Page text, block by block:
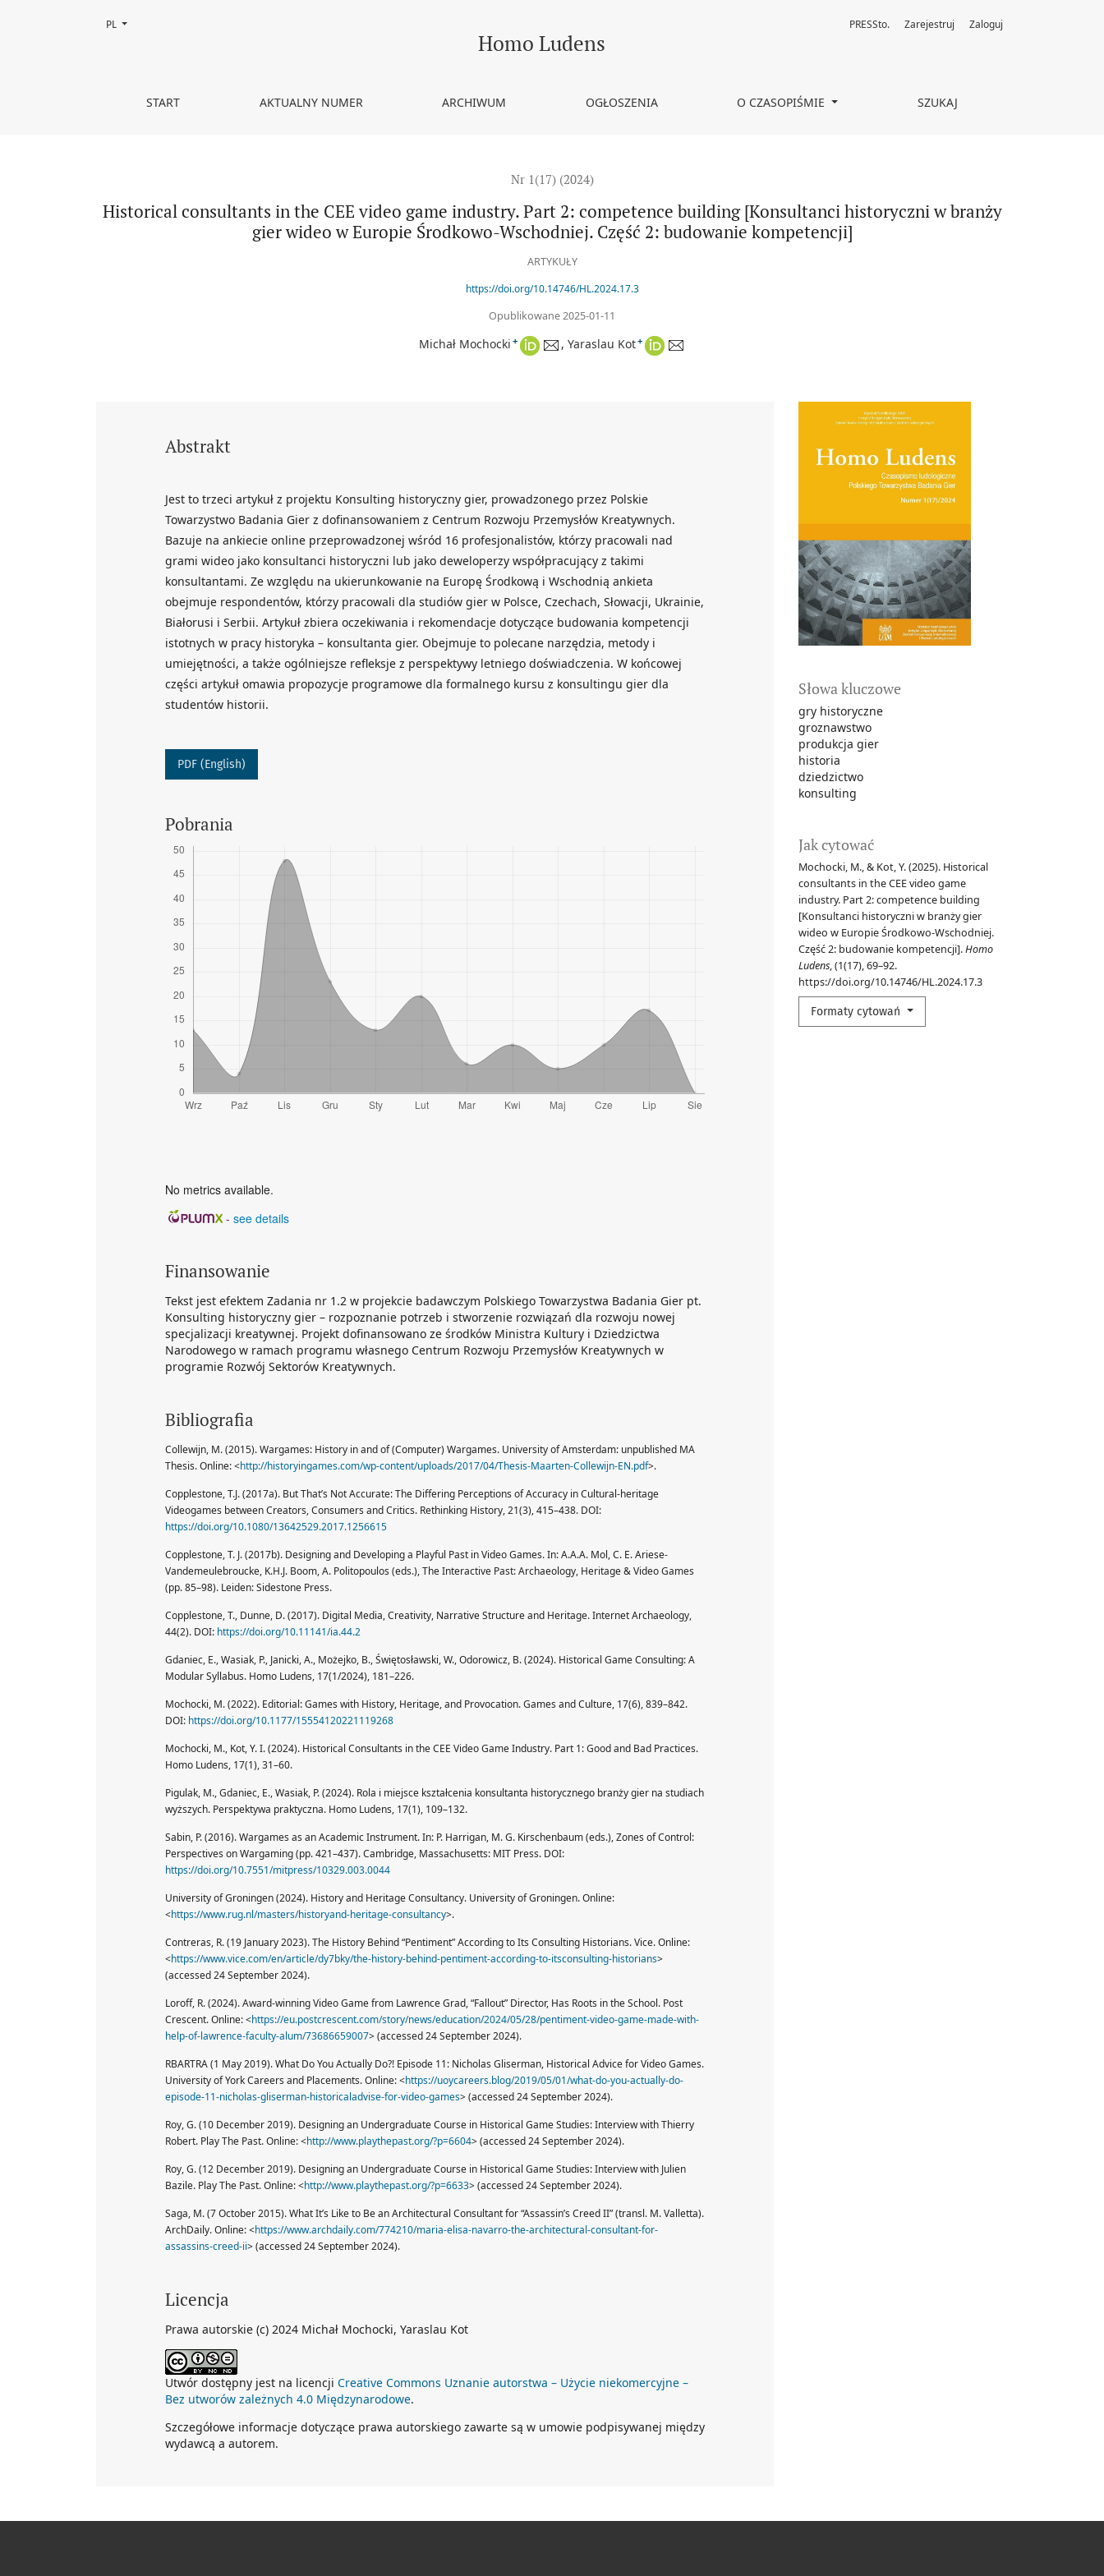
Historical consultants in the CEE video game industry. Part 2: competence building [Konsultanci historyczni w branży gier wideo w Europie Środkowo-Wschodniej. Część 2:
Homo Ludens
START AKTUALNY NUMER ARCHIWUM OGŁOSZENIA O CZASOPIŚMIE SZUKAJ
PRESSto. Zarejestruj Zaloguj
Zmień język, obecnie wybrany to:
PL
Nr 1(17) (2024)
Historical consultants in the CEE video game industry. Part 2: competence building [Konsultanci historyczni w branży
gier wideo w Europie Środkowo-Wschodniej. Część 2: budowanie kompetencji]
ARTYKUŁY
https://doi.org/10.14746/HL.2024.17.3
Opublikowane 2025-01-11
Michał Mochocki + Yaraslau Kot +
Słowa kluczowe
gry historyczne
groznawstwo
produkcja gier
historia
dziedzictwo
konsulting
Jak cytować
Mochocki, M., & Kot, Y. (2025). Historical
consultants in the CEE video game
industry. Part 2: competence building
[Konsultanci historyczni w branży gier
wideo w Europie Środkowo-Wschodniej.
Część 2: budowanie kompetencji].Homo
Ludens, (1(17), 69–92.
https://doi.org/10.14746/HL.2024.17.3
Formaty cytowań
Abstrakt
Jest to trzeci artykuł z projektu Konsulting historyczny gier, prowadzonego przez Polskie
Towarzystwo Badania Gier z dofinansowaniem z Centrum Rozwoju Przemysłów Kreatywnych.
Bazuje na ankiecie online przeprowadzonej wśród 16 profesjonalistów, którzy pracowali nad
grami wideo jako konsultanci historyczni lub jako deweloperzy współpracujący z takimi
konsultantami. Ze względu na ukierunkowanie na Europę Środkową i Wschodnią ankieta
obejmuje respondentów, którzy pracowali dla studiów gier w Polsce, Czechach, Słowacji, Ukrainie,
Białorusi i Serbii. Artykuł zbiera oczekiwania i rekomendacje dotyczące budowania kompetencji
istotnych w pracy historyka – konsultanta gier. Obejmuje to polecane narzędzia, metody i
umiejętności, a także ogólniejsze refleksje z perspektywy letniego doświadczenia. W końcowej
części artykuł omawia propozycje programowe dla formalnego kursu z konsultingu gier dla
studentów historii.
PDF (English)
Pobrania
No metrics available.
- see details
Finansowanie
Tekst jest efektem Zadania nr 1.2 w projekcie badawczym Polskiego Towarzystwa Badania Gier pt.
Konsulting historyczny gier – rozpoznanie potrzeb i stworzenie rozwiązań dla rozwoju nowej
specjalizacji kreatywnej. Projekt dofinansowano ze środków Ministra Kultury i Dziedzictwa
Narodowego w ramach programu własnego Centrum Rozwoju Przemysłów Kreatywnych w
programie Rozwój Sektorów Kreatywnych.
Bibliografia
Collewijn, M. (2015). Wargames: History in and of (Computer) Wargames. University of Amsterdam: unpublished MA
Thesis. Online: <http://historyingames.com/wp-content/uploads/2017/04/Thesis-Maarten-Collewijn-EN.pdf>.
Copplestone, T.J. (2017a). But That’s Not Accurate: The Differing Perceptions of Accuracy in Cultural-heritage
Videogames between Creators, Consumers and Critics. Rethinking History, 21(3), 415–438. DOI:
https://doi.org/10.1080/13642529.2017.1256615
Copplestone, T. J. (2017b). Designing and Developing a Playful Past in Video Games. In: A.A.A. Mol, C. E. Ariese-
Vandemeulebroucke, K.H.J. Boom, A. Politopoulos (eds.), The Interactive Past: Archaeology, Heritage & Video Games
(pp. 85–98). Leiden: Sidestone Press.
Copplestone, T., Dunne, D. (2017). Digital Media, Creativity, Narrative Structure and Heritage. Internet Archaeology,
44(2). DOI: https://doi.org/10.11141/ia.44.2
Gdaniec, E., Wasiak, P., Janicki, A., Możejko, B., Świętosławski, W., Odorowicz, B. (2024). Historical Game Consulting: A
Modular Syllabus. Homo Ludens, 17(1/2024), 181–226.
Mochocki, M. (2022). Editorial: Games with History, Heritage, and Provocation. Games and Culture, 17(6), 839–842.
DOI: https://doi.org/10.1177/15554120221119268
Mochocki, M., Kot, Y. I. (2024). Historical Consultants in the CEE Video Game Industry. Part 1: Good and Bad Practices.
Homo Ludens, 17(1), 31–60.
Pigulak, M., Gdaniec, E., Wasiak, P. (2024). Rola i miejsce kształcenia konsultanta historycznego branży gier na studiach
wyższych. Perspektywa praktyczna. Homo Ludens, 17(1), 109–132.
Sabin, P. (2016). Wargames as an Academic Instrument. In: P. Harrigan, M. G. Kirschenbaum (eds.), Zones of Control:
Perspectives on Wargaming (pp. 421–437). Cambridge, Massachusetts: MIT Press. DOI:
https://doi.org/10.7551/mitpress/10329.003.0044
University of Groningen (2024). History and Heritage Consultancy. University of Groningen. Online:
<https://www.rug.nl/masters/historyand-heritage-consultancy>.
Contreras, R. (19 January 2023). The History Behind “Pentiment” According to Its Consulting Historians. Vice. Online:
<https://www.vice.com/en/article/dy7bky/the-history-behind-pentiment-according-to-itsconsulting-historians>
(accessed 24 September 2024).
Loroff, R. (2024). Award-winning Video Game from Lawrence Grad, “Fallout” Director, Has Roots in the School. Post
Crescent. Online: <https://eu.postcrescent.com/story/news/education/2024/05/28/pentiment-video-game-made-with-
help-of-lawrence-faculty-alum/73686659007> (accessed 24 September 2024).
RBARTRA (1 May 2019). What Do You Actually Do?! Episode 11: Nicholas Gliserman, Historical Advice for Video Games.
University of York Careers and Placements. Online: <https://uoycareers.blog/2019/05/01/what-do-you-actually-do-
episode-11-nicholas-gliserman-historicaladvise-for-video-games> (accessed 24 September 2024).
Roy, G. (10 December 2019). Designing an Undergraduate Course in Historical Game Studies: Interview with Thierry
Robert. Play The Past. Online: <http://www.playthepast.org/?p=6604> (accessed 24 September 2024).
Roy, G. (12 December 2019). Designing an Undergraduate Course in Historical Game Studies: Interview with Julien
Bazile. Play The Past. Online: <http://www.playthepast.org/?p=6633> (accessed 24 September 2024).
Saga, M. (7 October 2015). What It’s Like to Be an Architectural Consultant for “Assassin’s Creed II” (transl. M. Valletta).
ArchDaily. Online: <https://www.archdaily.com/774210/maria-elisa-navarro-the-architectural-consultant-for-
assassins-creed-ii> (accessed 24 September 2024).
Licencja
Prawa autorskie (c) 2024 Michał Mochocki, Yaraslau Kot
Utwór dostępny jest na licencji Creative Commons Uznanie autorstwa – Użycie niekomercyjne –
Bez utworów zależnych 4.0 Międzynarodowe.
Szczegółowe informacje dotyczące prawa autorskiego zawarte są w umowie podpisywanej między
wydawcą a autorem.